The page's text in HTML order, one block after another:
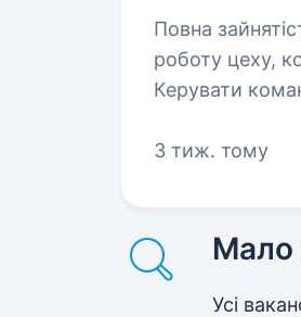
Повна зайнятість.
роботу цеху,
Керувати
3 тиж. тому
Мало
Усі